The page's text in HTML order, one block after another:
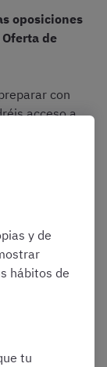
oposiciones
de
con
acceso a
2023
20
y de
hábitos de
tu